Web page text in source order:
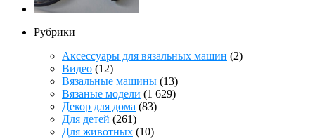
Рубрики
Аксессуары для вязальных машин (2)
Видео (12)
Вязальные машины (13)
Вязаные модели (1 629)
Декор для дома (83)
Для детей (261)
Для животных (10)